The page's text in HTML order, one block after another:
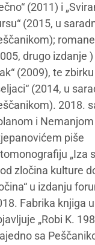
(2011) i
(2015, u
drugo izdanje )
(2009), te
(2014, u
2018.
i Nemanjom
piše
„Iza
zločina kulture
u izdanju
Fabrika knjiga
„Robi K.
sa